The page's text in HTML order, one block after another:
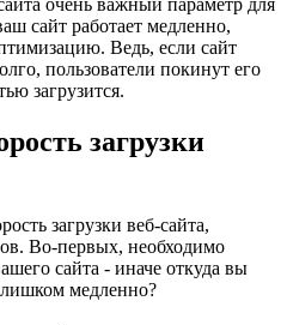
очень важный параметр для
сайт работает медленно,
Ведь, если сайт
пользователи покинут его
загрузится.
загрузки
загрузки веб-сайта,
Во-первых, необходимо
сайта - иначе откуда вы
медленно?